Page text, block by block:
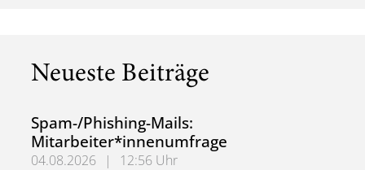
Neueste Beiträge
Spam-/Phishing-Mails:
Mitarbeiter*innenumfrage
04.08.2026 |
12:56 Uhr